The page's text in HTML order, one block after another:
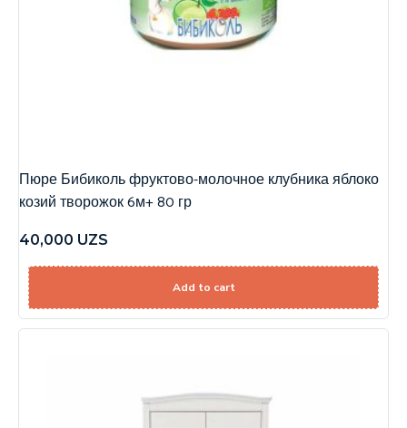
Пюре Бибиколь фруктово-молочное клубника яблоко
козий творожок 6м+ 80 гр
40,000 UZS
Add to cart